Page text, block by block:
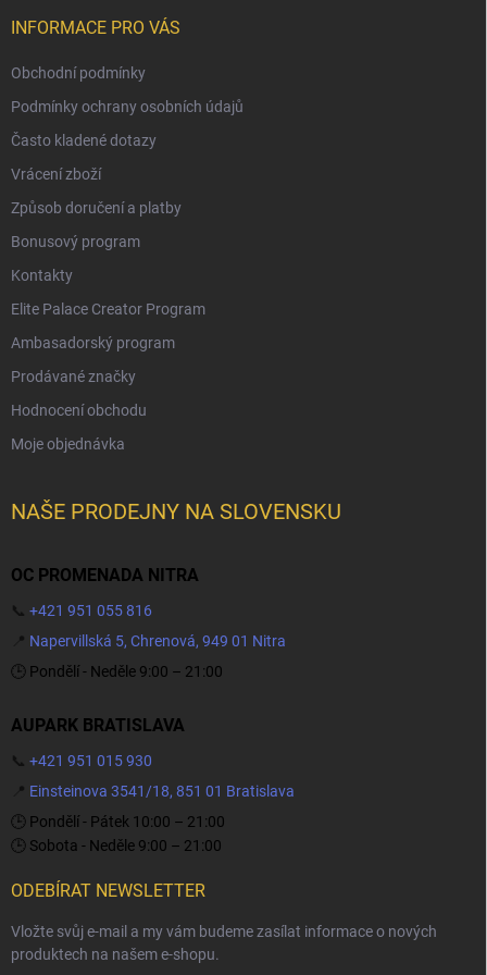
INFORMACE PRO VÁS
Obchodní podmínky
Podmínky ochrany osobních údajů
Často kladené dotazy
Vrácení zboží
Způsob doručení a platby
Bonusový program
Kontakty
Elite Palace Creator Program
Ambasadorský program
Prodávané značky
Hodnocení obchodu
Moje objednávka
NAŠE PRODEJNY NA SLOVENSKU
OC PROMENADA NITRA
📞 +421 951 055 816
📍 Napervillská 5, Chrenová, 949 01 Nitra
🕒 Pondělí - Neděle 9:00 – 21:00
AUPARK BRATISLAVA
📞 +421 951 015 930
📍 Einsteinova 3541/18, 851 01 Bratislava
🕒 Pondělí - Pátek 10:00 – 21:00
🕒 Sobota - Neděle 9:00 – 21:00
ODEBÍRAT NEWSLETTER
Vložte svůj e-mail a my vám budeme zasílat informace o nových
produktech na našem e-shopu.